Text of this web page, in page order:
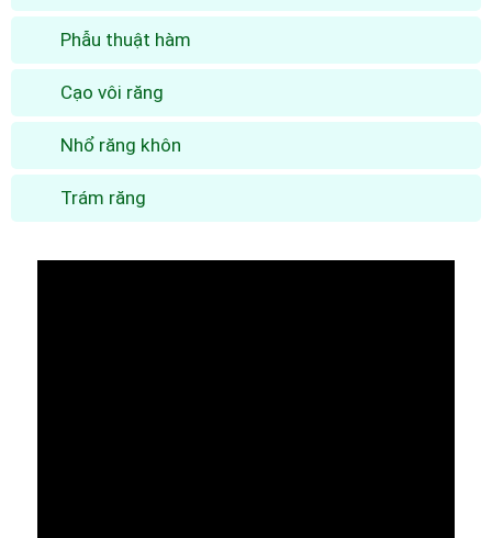
Phẫu thuật hàm
Cạo vôi răng
Nhổ răng khôn
Trám răng